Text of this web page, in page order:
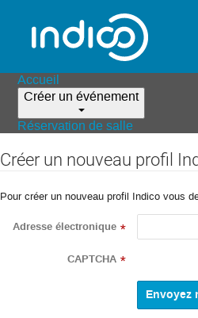
Accueil
Créer un événement
Réservation de salle
Créer un nouveau profil
Pour créer un nouveau profil Indico vous
Adresse électronique *
CAPTCHA *